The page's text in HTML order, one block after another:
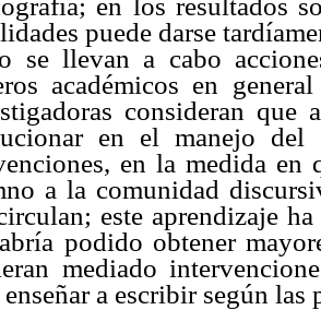
puede darse
se llevan a cabo
académicos en
consideran
en el manejo
en la medida
a la comunidad
este aprendizaje
podido obtener
mediado
enseñar a escribir según las